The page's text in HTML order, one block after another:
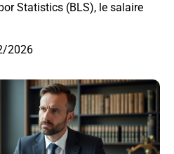
Statistics (BLS), le salaire
2026